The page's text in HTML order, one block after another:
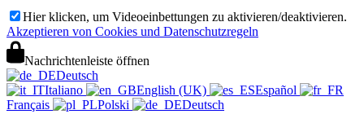
Hier klicken, um Videoeinbettungen zu aktivieren/deaktivieren.
Akzeptieren von Cookies und Datenschutzregeln
Nachrichtenleiste öffnen
Deutsch
Italiano
English (UK)
Español
Français
Polski Deutsch